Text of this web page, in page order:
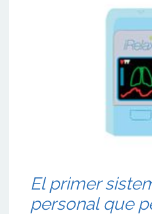
El primer
personal que